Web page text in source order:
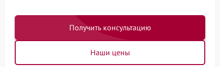
Получить консультацию
Наши цены